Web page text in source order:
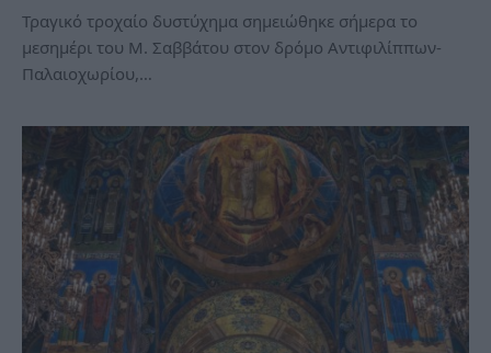
Τραγικό τροχαίο δυστύχημα σημειώθηκε σήμερα το
μεσημέρι του Μ. Σαββάτου στον δρόμο Αντιφιλίππων-
Παλαιοχωρίου,…